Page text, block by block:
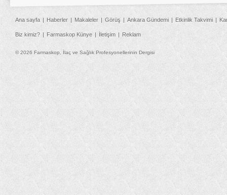
Ana sayfa Haberler Makaleler Görüş Ankara Gündemi Etkinlik Takvimi
Biz kimiz? Farmaskop Künye İletişim Reklam
© 2026 Farmaskop, İlaç ve Sağlık Profesyonellerinin Dergisi